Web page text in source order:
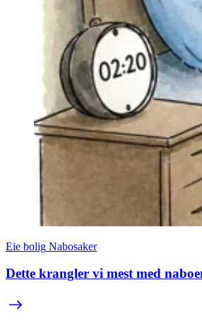
Eie bolig Nabosaker
Dette krangler vi mest med